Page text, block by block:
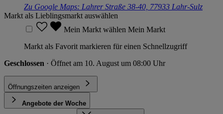
Zu Google Maps: Lahrer Straße 38-40, 77933 Lahr-Sulz
Markt als Lieblingsmarkt auswählen
Mein Markt wählen Mein Markt
Markt als Favorit markieren für einen Schnellzugriff
Geschlossen · Öffnet am 10. August um 08:00 Uhr
Öffnungszeiten anzeigen
Angebote der Woche